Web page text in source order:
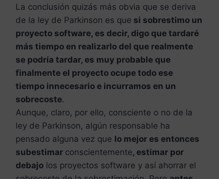
La conclusión quizás más obvia que se deriva
de la ley de Parkinson es que si sobrestimo un
proyecto software, es decir, digo que tardaré
más tiempo en realizarlo del que realmente
se podría tardar, es muy probable que
finalmente el proyecto ocupe todo ese
tiempo innecesario e incurramos en un
sobrecoste.
Aunque, claro, por ello, consciente o no de la
ley de Parkinson, algún responsable ha
pensado alguna vez que lo mejor es entonces
subestimar conscientemente, estimar por
debajo los proyectos software y así ahorrar el